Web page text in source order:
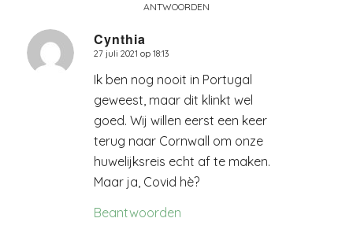
ANTWOORDEN
Cynthia
zegt:
27 juli 2021 op 18:13
Ik ben nog nooit in Portugal
geweest, maar dit klinkt wel
goed. Wij willen eerst een keer
terug naar Cornwall om onze
huwelijksreis echt af te maken.
Maar ja, Covid hè?
Beantwoorden